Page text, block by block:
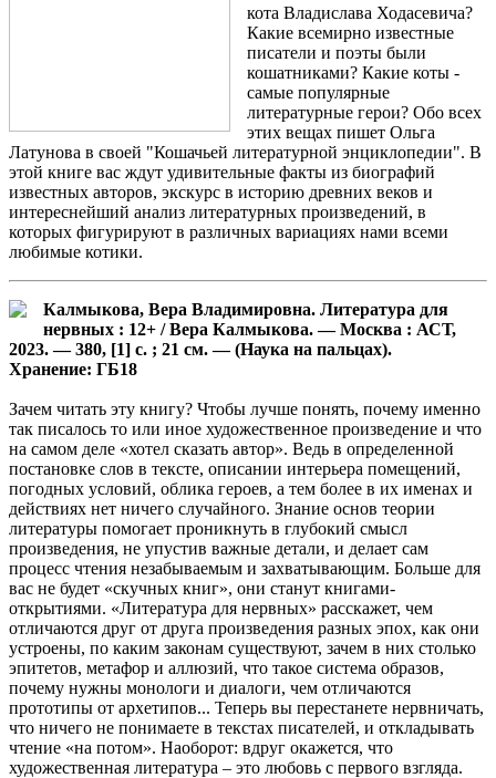
кота Владислава Ходасевича?
Какие всемирно известные
писатели и поэты были
кошатниками? Какие коты -
самые популярные
литературные герои? Обо всех
этих вещах пишет Ольга
Латунова в своей "Кошачьей литературной энциклопедии". В
этой книге вас ждут удивительные факты из биографий
известных авторов, экскурс в историю древних веков и
интереснейший анализ литературных произведений, в
которых фигурируют в различных вариациях нами всеми
любимые котики.
Калмыкова, Вера Владимировна. Литература для
нервных : 12+ / Вера Калмыкова. — Москва : АСТ,
2023. — 380, [1] с. ; 21 см. — (Наука на пальцах).
Хранение: ГБ18
Зачем читать эту книгу? Чтобы лучше понять, почему именно
так писалось то или иное художественное произведение и что
на самом деле «хотел сказать автор». Ведь в определенной
постановке слов в тексте, описании интерьера помещений,
погодных условий, облика героев, а тем более в их именах и
действиях нет ничего случайного. Знание основ теории
литературы помогает проникнуть в глубокий смысл
произведения, не упустив важные детали, и делает сам
процесс чтения незабываемым и захватывающим. Больше для
вас не будет «скучных книг», они станут книгами-
открытиями. «Литература для нервных» расскажет, чем
отличаются друг от друга произведения разных эпох, как они
устроены, по каким законам существуют, зачем в них столько
эпитетов, метафор и аллюзий, что такое система образов,
почему нужны монологи и диалоги, чем отличаются
прототипы от архетипов... Теперь вы перестанете нервничать,
что ничего не понимаете в текстах писателей, и откладывать
чтение «на потом». Наоборот: вдруг окажется, что
художественная литература – это любовь с первого взгляда.